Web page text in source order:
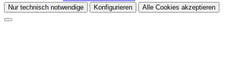
Nur technisch notwendige Konfigurieren Alle Cookies akzeptieren